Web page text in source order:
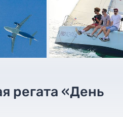
регата «День